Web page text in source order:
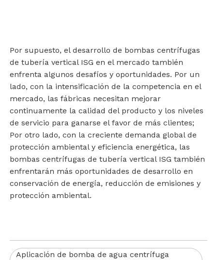
Por supuesto, el desarrollo de bombas centrífugas
de tubería vertical ISG en el mercado también
enfrenta algunos desafíos y oportunidades. Por un
lado, con la intensificación de la competencia en el
mercado, las fábricas necesitan mejorar
continuamente la calidad del producto y los niveles
de servicio para ganarse el favor de más clientes;
Por otro lado, con la creciente demanda global de
protección ambiental y eficiencia energética, las
bombas centrífugas de tubería vertical ISG también
enfrentarán más oportunidades de desarrollo en
conservación de energía, reducción de emisiones y
protección ambiental.
Aplicación de bomba de agua centrífuga